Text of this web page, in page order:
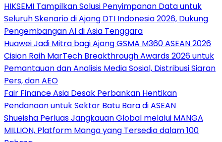
HIKSEMI Tampilkan Solusi Penyimpanan Data untuk
Seluruh Skenario di Ajang DTI Indonesia 2026, Dukung
Pengembangan AI di Asia Tenggara
Huawei Jadi Mitra bagi Ajang GSMA M360 ASEAN 2026
Cision Raih MarTech Breakthrough Awards 2026 untuk
Pemantauan dan Analisis Media Sosial, Distribusi Siaran
Pers, dan AEO
Fair Finance Asia Desak Perbankan Hentikan
Pendanaan untuk Sektor Batu Bara di ASEAN
Shueisha Perluas Jangkauan Global melalui MANGA
MILLION, Platform Manga yang Tersedia dalam 100